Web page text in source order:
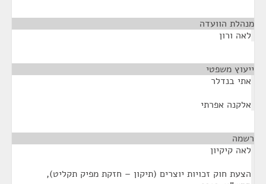
מנהלת הוועדה
לאה ורון
ייעוץ משפטי
אתי בנדלר
אלקנה אפרתי
רשמה
לאה קיקיון
הצעת חוק זכויות יוצרים (תיקון – חזקת מפיק תקליט),